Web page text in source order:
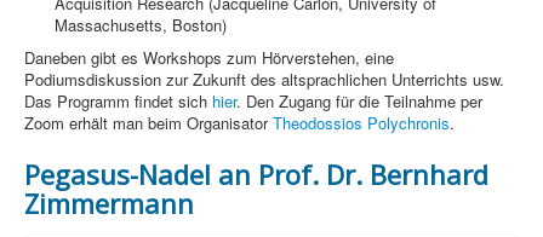
Massachusetts, Boston)
Daneben gibt es Workshops zum Hörverstehen, eine
Podiumsdiskussion zur Zukunft des altsprachlichen Unterrichts usw.
Das Programm findet sich hier. Den Zugang für die Teilnahme per
Zoom erhält man beim OrganisatorTheodossios Polychronis.
Pegasus-Nadel an Prof. Dr. Bernhard
Zimmermann